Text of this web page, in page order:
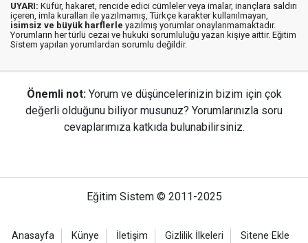
UYARI: Küfür, hakaret, rencide edici cümleler veya imalar, inançlara saldırı
içeren, imla kuralları ile yazılmamış, Türkçe karakter kullanılmayan,
isimsiz ve büyük harflerle yazılmış yorumlar onaylanmamaktadır.
Yorumların her türlü cezai ve hukuki sorumluluğu yazan kişiye aittir. Eğitim
Sistem yapılan yorumlardan sorumlu değildir.
Önemli not: Yorum ve düşüncelerinizin bizim için çok
değerli olduğunu biliyor musunuz? Yorumlarınızla soru
cevaplarımıza katkıda bulunabilirsiniz.
Eğitim Sistem © 2011-2025
Anasayfa Künye İletişim Gizlilik İlkeleri Sitene Ekle